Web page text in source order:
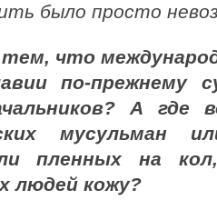
было просто
что
по-прежнему
А где
мусульман
пленных на
людей кожу?